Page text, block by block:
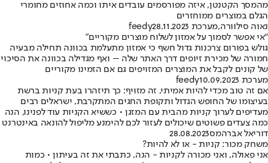
מהמסך הקטנטן, איזה מפורסמים עובדים איתו וכמה אחוזים מחומרי
הגלם במוצרים ממוחזרים
נאוה סילוורה,מערכת feedy 28.11.2023
“אי אפשר לסמוך על אמזון לשלוח מוצרים מקוריים"
גולש בפורום צרכנות גדול חשף כי אמזון מתעלמת בכוונה תחילה מבעיה
חמורה של מכירת זיופים דרך האתר שלה – ואף מגדילה בכוונה את הסיכוי
של קונים לקבל את המוצרים המזויפים גם אם הזמינו מקוריים
מערכת feedy 10.09.2023
אם זה טוב מכדי להיות אמיתי, זה מזויף: כך תיזהרו בעת קניות ברשת
בעיצומו של החופש הגדול ותקופת החגים המתקרבת, ישראלים רבים
מעדיפים לערוך קניות מהבית עם המזגן • כששיא הקניות עוד לפנינו, הנה
כמה צעדים פשוטים שיכולים לעזור לכם להימנע מליפול להונאה באינטרנט
דוריאל אברהמס28.08.2023
משחק מכור: קניות - או לא להיות?
אני פאולה, ואני מכורה לקניות - הנה, כתבתי את זה בעיתון • כמות